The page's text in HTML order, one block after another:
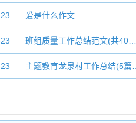
爱是什么作文
班组质量工作总结范文(共40…
主题教育龙泉村工作总结(5篇…